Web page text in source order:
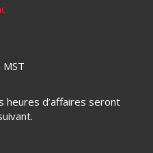
heures d’affaires seront